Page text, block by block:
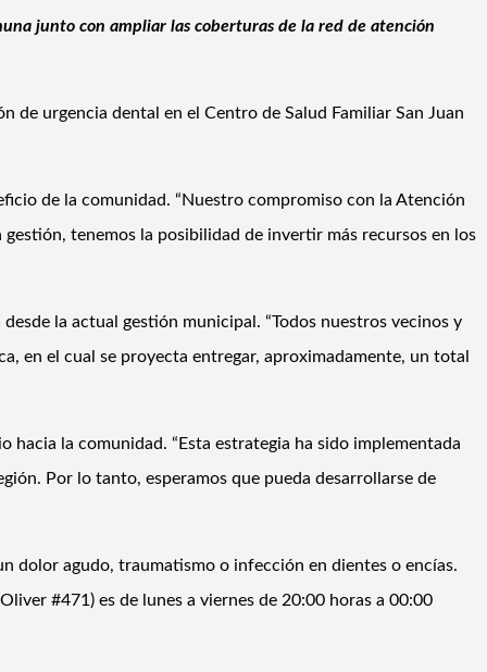
junto con ampliar las coberturas de la red de atención
urgencia dental en el Centro de Salud Familiar San Juan
de la comunidad. “Nuestro compromiso con la Atención
tenemos la posibilidad de invertir más recursos en los
la actual gestión municipal. “Todos nuestros vecinos y
en el cual se proyecta entregar, aproximadamente, un total
la comunidad. “Esta estrategia ha sido implementada
Por lo tanto, esperamos que pueda desarrollarse de
dolor agudo, traumatismo o infección en dientes o encías.
#471) es de lunes a viernes de 20:00 horas a 00:00